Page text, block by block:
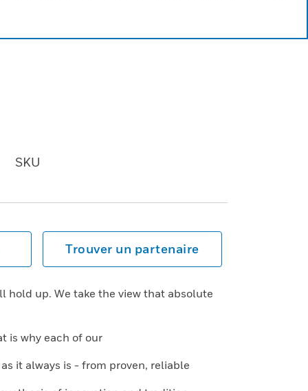
SKU
Trouver un partenaire
hold up. We take the view that absolute
is why each of our
it always is - from proven, reliable